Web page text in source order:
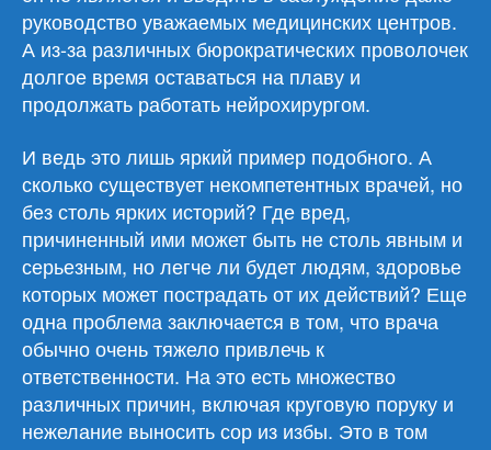
руководство уважаемых медицинских центров.
А из-за различных бюрократических проволочек
долгое время оставаться на плаву и
продолжать работать нейрохирургом.
И ведь это лишь яркий пример подобного. А
сколько существует некомпетентных врачей, но
без столь ярких историй? Где вред,
причиненный ими может быть не столь явным и
серьезным, но легче ли будет людям, здоровье
которых может пострадать от их действий? Еще
одна проблема заключается в том, что врача
обычно очень тяжело привлечь к
ответственности. На это есть множество
различных причин, включая круговую поруку и
нежелание выносить сор из избы. Это в том